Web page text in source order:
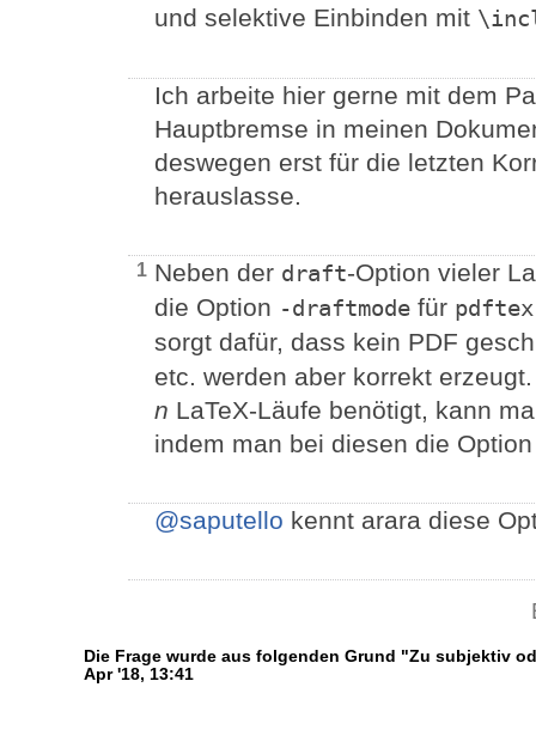
und selektive Einbinden mit
Ich arbeite hier gerne mit dem
Hauptbremse in meinen
deswegen erst für die letzten
herauslasse.
1 Neben der draft-Option vieler
die Option -draftmode für pdftex
sorgt dafür, dass kein PDF
etc. werden aber korrekt
n LaTeX-Läufe benötigt, kann
indem man bei diesen die
@saputello kennt arara diese
Die Frage wurde aus folgenden Grund "Zu subjektiv
Apr '18, 13:41